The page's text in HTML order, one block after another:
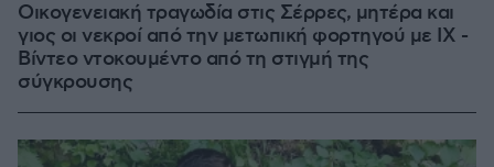
Οικογενειακή τραγωδία στις Σέρρες, μητέρα και
γιος οι νεκροί από την μετωπική φορτηγού με ΙΧ -
Βίντεο ντοκουμέντο από τη στιγμή της
σύγκρουσης